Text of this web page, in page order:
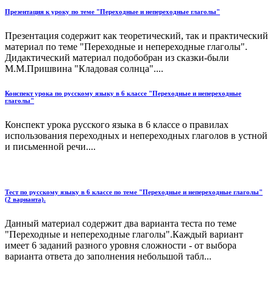
Презентация к уроку по теме "Переходные и непереходные глаголы"
Презентация содержит как теоретический, так и практический
материал по теме "Переходные и непереходные глаголы".
Дидактический материал подобобран из сказки-были
М.М.Пришвина "Кладовая солнца"....
Конспект урока по русскому языку в 6 классе "Переходные и непереходные
глаголы"
Конспект урока русского языка в 6 классе о правилах
использования переходных и непереходных глаголов в устной
и письменной речи....
Тест по русскому языку в 6 классе по теме "Переходные и непереходные глаголы"
(2 варианта).
Данный материал содержит два варианта теста по теме
"Переходные и непереходные глаголы".Каждый вариант
имеет 6 заданий разного уровня сложности - от выбора
варианта ответа до заполнения небольшой табл...